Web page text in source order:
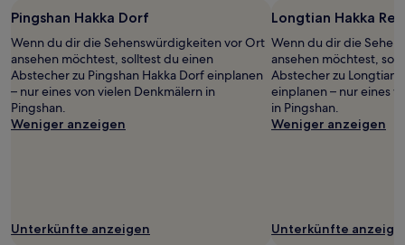
Pingshan Hakka Dorf
Wenn du dir die Sehenswürdigkeiten vor Ort
ansehen möchtest, solltest du einen
Abstecher zu Pingshan Hakka Dorf einplanen
– nur eines von vielen Denkmälern in
Pingshan.
Weniger anzeigen
Unterkünfte anzeigen
Longtian Hakka
Wenn du dir die
ansehen möchtest,
Abstecher zu Longtian
einplanen – nur eines
in Pingshan.
Weniger anzeigen
Unterkünfte